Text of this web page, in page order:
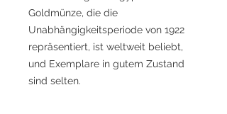
Goldmünze, die die
Unabhängigkeitsperiode von 1922
repräsentiert, ist weltweit beliebt,
und Exemplare in gutem Zustand
sind selten.